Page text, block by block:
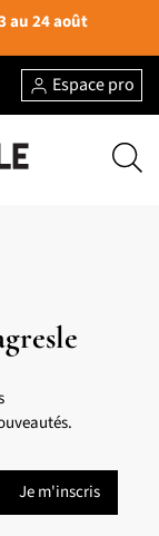
au 24 août
Espace pro